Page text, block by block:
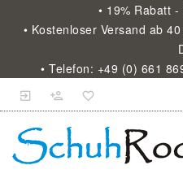
• 19% Rabatt
• Kostenloser Versand ab
• Telefon: +49 (0) 661